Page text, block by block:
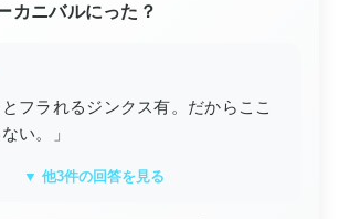
カニバルにった？
とフラれるジンクス有。だからここ
い。」
▼ 他3件の回答を見る